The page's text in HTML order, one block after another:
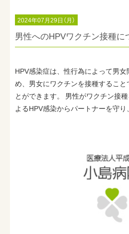
2024年07月29日（月）
男性へのHPVワクチン接種に
HPV感染症は、性行為によって男
め、男女にワクチンを接種するこ
とができます。 男性がワクチン接
よるHPV感染からパートナーを守